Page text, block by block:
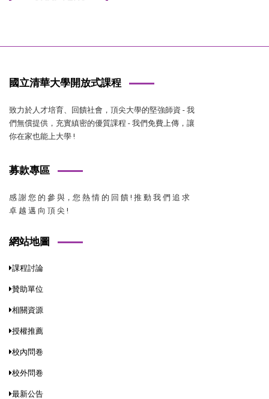
國立清華大學開放式課程
致力於人才培育、回饋社會，頂尖大學的堅強師資 - 我
們無償提供，充實縝密的優質課程 - 我們免費上傳，讓
你在家也能上大學 !
募款專區
感 謝 您 的 參 與，您 熱 情 的 回 饋 ! 推 動 我 們 追 求
卓 越 邁 向 頂 尖 !
網站地圖
課程討論
贊助單位
相關資源
授權推薦
校內問卷
校外問卷
最新公告